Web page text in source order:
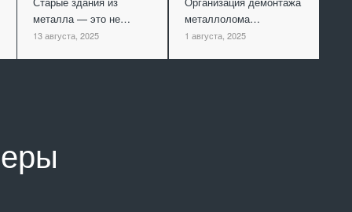
металла — это не…
13 августа, 2025
металлолома…
1 августа, 2025